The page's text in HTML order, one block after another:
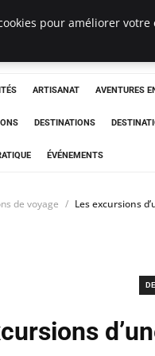
Co
ARTISANAT AVENTURES
DESTINATIONS
ÉVÉNEMENTS
de voyage Les excursions
pour améliorer